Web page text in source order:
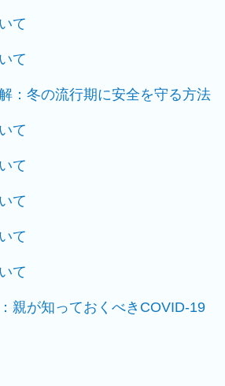
て
て
：冬の流行期に安全を守る方法
て
て
て
て
て
親が知っておくべきCOVID-19